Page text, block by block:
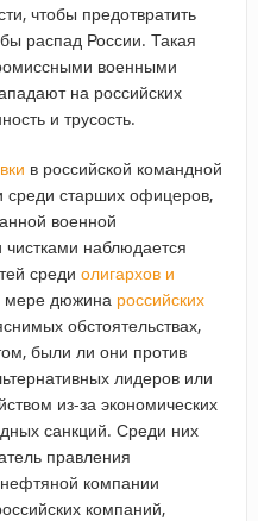
чтобы предотвратить
распад России. Такая
военными
на российских
и трусость.
в российской командной
среди старших офицеров,
военной
наблюдается
среди олигархов и
дюжина российских
обстоятельствах,
были ли они против
лидеров или
из-за экономических
санкций. Среди них
правления
компании
компаний,